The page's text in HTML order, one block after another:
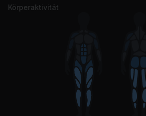
Good Times Roll (feat. Big Gigantic)
Big Gigantic, GRiZ
Körperaktivität